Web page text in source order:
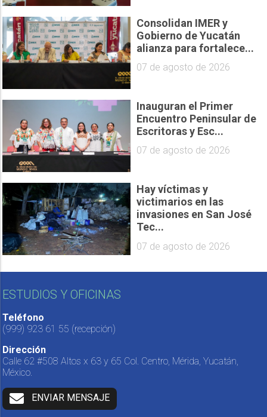
Consolidan IMER y
Gobierno de Yucatán
alianza para fortalece...
07 de agosto de 2026
Inauguran el Primer
Encuentro Peninsular de
Escritoras y Esc...
07 de agosto de 2026
Hay víctimas y
victimarios en las
invasiones en San José
Tec...
07 de agosto de 2026
ESTUDIOS Y OFICINAS
Teléfono
(999) 923 61 55 (recepción)
Dirección
Calle 62 #508 Altos x 63 y 65 Col. Centro, Mérida, Yucatán,
México.
ENVIAR MENSAJE